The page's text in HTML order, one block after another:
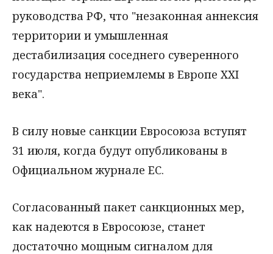
руководства РФ, что "незаконная аннексия
территории и умышленная
дестабилизация соседнего суверенного
государства неприемлемы в Европе XXI
века".
В силу новые санкции Евросоюза вступят
31 июля, когда будут опубликованы в
Официальном журнале ЕС.
Согласованный пакет санкционных мер,
как надеются в Евросоюзе, станет
достаточно мощным сигналом для